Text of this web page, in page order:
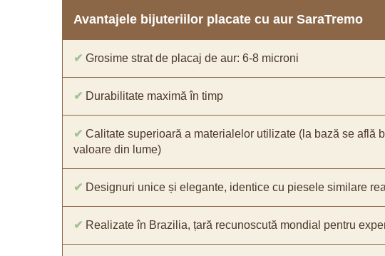
Avantajele bijuteriilor placate cu aur SaraTremo
✔ Grosime strat de placaj de aur: 6-8 microni
✔ Durabilitate maximă în timp
✔ Calitate superioară a materialelor utilizate (la bază se află
valoare din lume)
✔ Designuri unice și elegante, identice cu piesele similare
✔ Realizate în Brazilia, țară recunoscută mondial pentru